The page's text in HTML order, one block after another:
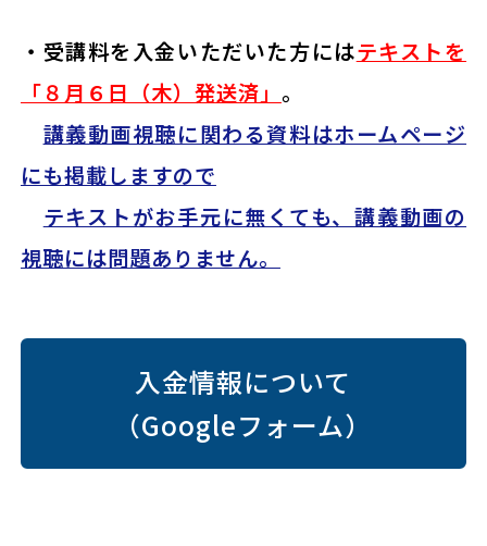
・受講料を入金いただいた方にはテキストを
「８月６日（木）発送済」 。
講義動画視聴に関わる資料はホームページ
にも掲載しますので
テキストがお手元に無くても、講義動画の
視聴には問題ありません。
入金情報について
（Googleフォーム）